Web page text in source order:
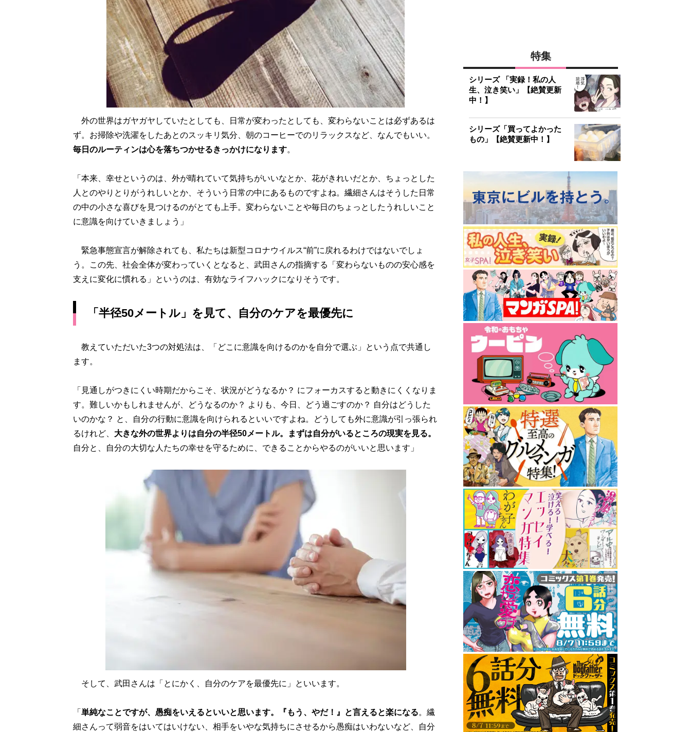
外の世界はガヤガヤしていたとしても、日常が変わったとしても、変わらないことは必ずあるは
ず。お掃除や洗濯をしたあとのスッキリ気分、朝のコーヒーでのリラックスなど、なんでもいい。
毎日のルーティンは心を落ちつかせるきっかけになります。
「本来、幸せというのは、外が晴れていて気持ちがいいなとか、花がきれいだとか、ちょっとした
人とのやりとりがうれしいとか、そういう日常の中にあるものですよね。繊細さんはそうした日常
の中の小さな喜びを見つけるのがとても上手。変わらないことや毎日のちょっとしたうれしいこと
に意識を向けていきましょう」
緊急事態宣言が解除されても、私たちは新型コロナウイルス“前”に戻れるわけではないでしょ
う。この先、社会全体が変わっていくとなると、武田さんの指摘する「変わらないものの安心感を
支えに変化に慣れる」というのは、有効なライフハックになりそうです。
「半径50メートル」を見て、自分のケアを最優先に
教えていただいた3つの対処法は、「どこに意識を向けるのかを自分で選ぶ」という点で共通し
ます。
「見通しがつきにくい時期だからこそ、状況がどうなるか？ にフォーカスすると動きにくくなりま
す。難しいかもしれませんが、どうなるのか？ よりも、今日、どう過ごすのか？ 自分はどうした
いのかな？ と、自分の行動に意識を向けられるといいですよね。どうしても外に意識が引っ張られ
るけれど、 大きな外の世界よりは自分の半径50メートル。まずは自分がいるところの現実を見る。
自分と、自分の大切な人たちの幸せを守るために、できることからやるのがいいと思います」
そして、武田さんは「とにかく、自分のケアを最優先に」といいます。
「 単純なことですが、愚痴をいえるといいと思います。『もう、やだ！』と言えると楽になる。繊
細さんって弱音をはいてはいけない、相手をいやな気持ちにさせるから愚痴はいわないなど、自分
特集
シリーズ 「実録！私の人
生、泣き笑い」【絶賛更新
中！】
シリーズ「買ってよかった
もの」【絶賛更新中！】